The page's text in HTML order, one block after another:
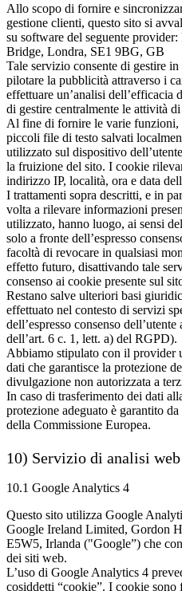
Allo scopo di fornire e
gestione clienti, questo sito si
su software del seguente
Bridge, Londra, SE1 9BG, GB
Tale servizio consente di gestire
pilotare la pubblicità attraverso i
effettuare un’analisi
di gestire centralmente le attività
Al fine di fornire le varie funzioni,
piccoli file di testo salvati
utilizzato sul dispositivo
la fruizione del sito. I cookie
indirizzo IP, località, ora e data
I trattamenti sopra descritti, e in
volta a rilevare informazioni
utilizzato, hanno luogo, ai sensi
solo a fronte dell’espresso
facoltà di revocare in qualsiasi
effetto futuro, disattivando tale
consenso ai cookie presente sul
Restano salve ulteriori basi
effettuato nel contesto di servizi
dell’espresso consenso
dell’art. 6 c. 1, lett. a) del RGPD).
Abbiamo stipulato con il provider
dati che garantisce la protezione
divulgazione non autorizzata a
In caso di trasferimento dei dati
protezione adeguato è garantito
della Commissione Europea.
10) Servizio di analisi web
10.1 Google Analytics 4
Questo sito utilizza Google
Google Ireland Limited, Gordon
E5W5, Irlanda ("Google”) che
dei siti web.
L’uso di Google Analytics 4
cosiddetti “cookie”. I cookie